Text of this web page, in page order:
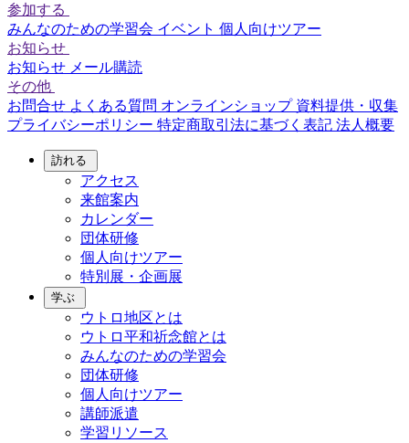
参加する
みんなのための学習会 イベント 個人向けツアー
お知らせ
お知らせ メール購読
その他
お問合せ よくある質問 オンラインショップ 資料提供・収集
プライバシーポリシー 特定商取引法に基づく表記 法人概要
訪れる
アクセス
来館案内
カレンダー
団体研修
個人向けツアー
特別展・企画展
学ぶ
ウトロ地区とは
ウトロ平和祈念館とは
みんなのための学習会
団体研修
個人向けツアー
講師派遣
学習リソース